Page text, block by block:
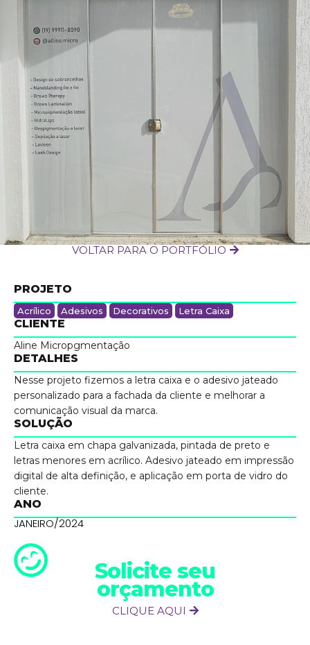
VOLTAR PARA O PORTFÓLIO
PROJETO
Acrílico Adesivos Decorativos Letra Caixa
CLIENTE
Aline Micropgmentação
DETALHES
Nesse projeto fizemos a letra caixa e o adesivo jateado
personalizado para a fachada da cliente e melhorar a
comunicação visual da marca.
SOLUÇÃO
Letra caixa em chapa galvanizada, pintada de preto e
letras menores em acrílico. Adesivo jateado em impressão
digital de alta definição, e aplicação em porta de vidro do
cliente.
ANO
JANEIRO/2024
Solicite seu
orçamento
CLIQUE AQUI